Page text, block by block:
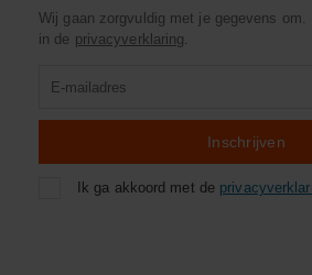
Wij gaan zorgvuldig met je gegevens om.
in de privacyverklaring.
Inschrijven
Ik ga akkoord met de